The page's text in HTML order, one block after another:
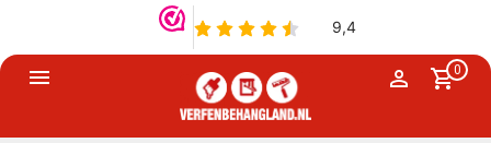
0